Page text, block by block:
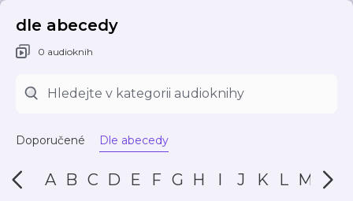
dle abecedy
0 audioknih
Doporučené Dle abecedy
A B C D E F G H I J K L M N